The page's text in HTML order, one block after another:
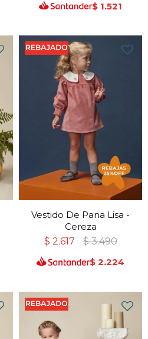
$ 1.521
Vestido De Pana Lisa -
Cereza
$ 2.617 $ 3.490
$ 2.224